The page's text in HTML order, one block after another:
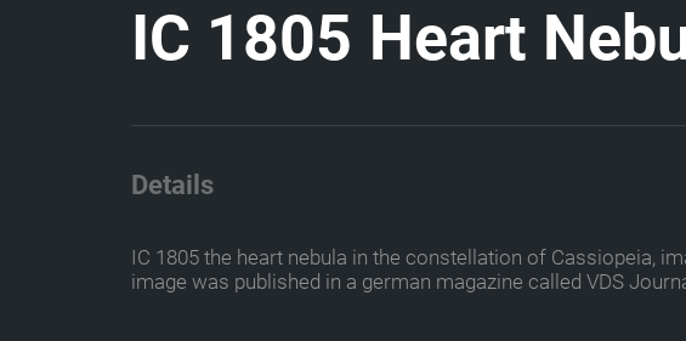
IC 1805 Heart Neb
Details
IC 1805 the heart nebula in the constellation of Cassiopeia,
image was published in a german magazine called VDS